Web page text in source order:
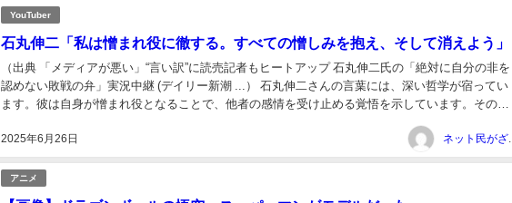
YouTuber
石丸伸二「私は憎まれ役に徹する。すべての憎しみを抱え、そして消えよう」
2025年6月26日
（出典 「メディアが悪い」“言い訳”に読売記者もヒートアップ 石丸伸二氏の「絶対に自分の非を
認めない敗戦の弁」実況中継 (デイリー新潮 ...） 石丸伸二さんの言葉には、深い哲学が宿ってい
ます。彼は自身が憎まれ役となることで、他者の感情を受け止める覚悟を示しています。その姿
ネット民がざわついた芸能人
アニメ